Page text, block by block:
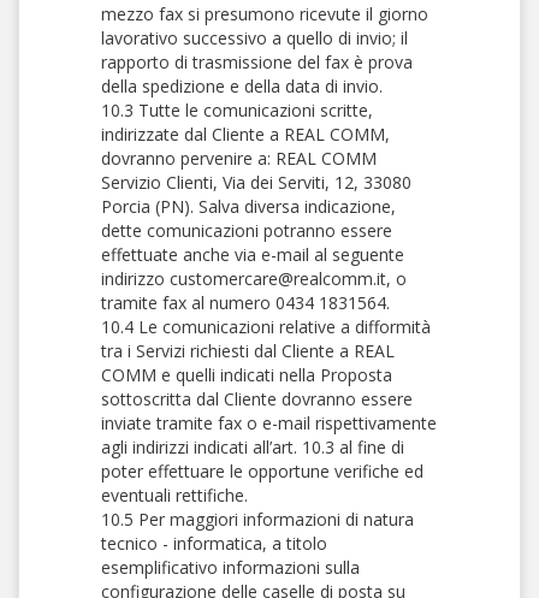
mezzo fax si presumono ricevute il giorno
lavorativo successivo a quello di invio; il
rapporto di trasmissione del fax è prova
della spedizione e della data di invio.
10.3 Tutte le comunicazioni scritte,
indirizzate dal Cliente a REAL COMM,
dovranno pervenire a: REAL COMM
Servizio Clienti, Via dei Serviti, 12, 33080
Porcia (PN). Salva diversa indicazione,
dette comunicazioni potranno essere
effettuate anche via e-mail al seguente
indirizzo customercare@realcomm.it, o
tramite fax al numero 0434 1831564.
10.4 Le comunicazioni relative a difformità
tra i Servizi richiesti dal Cliente a REAL
COMM e quelli indicati nella Proposta
sottoscritta dal Cliente dovranno essere
inviate tramite fax o e-mail rispettivamente
agli indirizzi indicati all’art. 10.3 al fine di
poter effettuare le opportune verifiche ed
eventuali rettifiche.
10.5 Per maggiori informazioni di natura
tecnico - informatica, a titolo
esemplificativo informazioni sulla
configurazione delle caselle di posta su